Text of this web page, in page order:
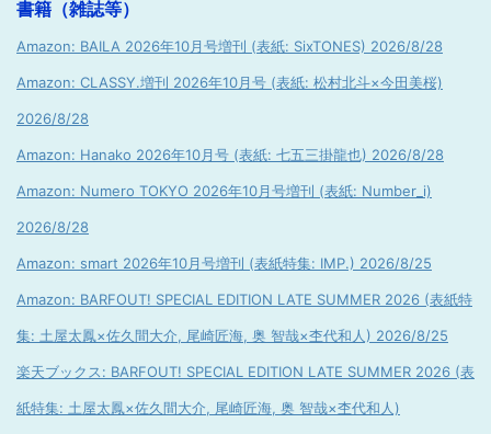
書籍（雑誌等）
Amazon: BAILA 2026年10月号増刊 (表紙: SixTONES) 2026/8/28
Amazon: CLASSY.増刊 2026年10月号 (表紙: 松村北斗×今田美桜)
2026/8/28
Amazon: Hanako 2026年10月号 (表紙: 七五三掛龍也) 2026/8/28
Amazon: Numero TOKYO 2026年10月号増刊 (表紙: Number_i)
2026/8/28
Amazon: smart 2026年10月号増刊 (表紙特集: IMP.) 2026/8/25
Amazon: BARFOUT! SPECIAL EDITION LATE SUMMER 2026 (表紙特
集: 土屋太鳳×佐久間大介, 尾崎匠海, 奥 智哉×杢代和人) 2026/8/25
楽天ブックス: BARFOUT! SPECIAL EDITION LATE SUMMER 2026 (表
紙特集: 土屋太鳳×佐久間大介, 尾崎匠海, 奥 智哉×杢代和人)